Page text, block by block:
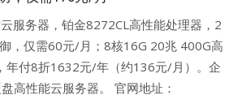
服务器，铂金8272CL高性能处理器，2
，仅需60元/月；8核16G 20兆 400G高
年付8折1632元/年（约136元/月）。企
高性能云服务器。 官网地址：